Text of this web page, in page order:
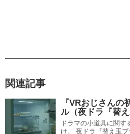
関連記事
『VRおじさんの
ル（夜ドラ『替
ドラマの小道具に関す
け。 夜ドラ『替え玉